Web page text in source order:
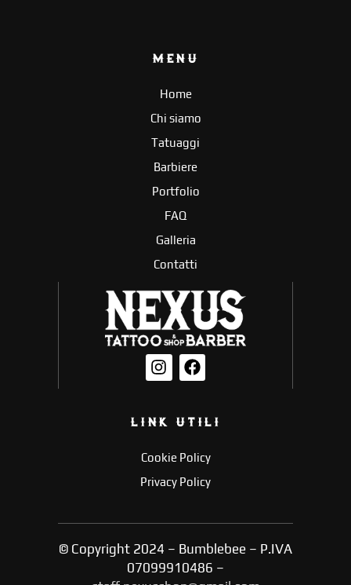
MENU
Home
Chi siamo
Tatuaggi
Barbiere
Portfolio
FAQ
Galleria
Contatti
LINK UTILI
Cookie Policy
Privacy Policy
© Copyright 2024 – Bumblebee – P.IVA
07099910486 –